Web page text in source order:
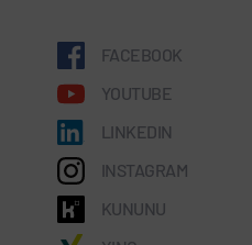
FACEBOOK
YOUTUBE
LINKEDIN
INSTAGRAM
KUNUNU